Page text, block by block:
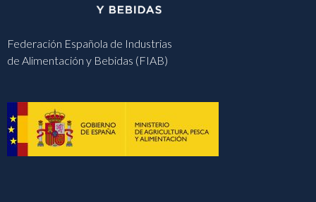
Federación Española de Industrias
de Alimentación y Bebidas (FIAB)